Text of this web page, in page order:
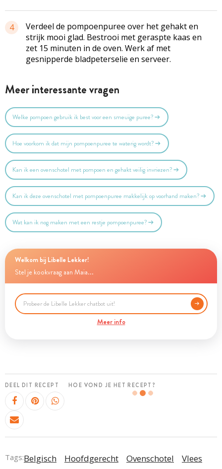
4
Verdeel de pompoenpuree over het gehakt en
strijk mooi glad. Bestrooi met geraspte kaas en
zet 15 minuten in de oven. Werk af met
gesnipperde bladpeterselie en serveer.
Meer interessante vragen
Welke pompoen gebruik ik best voor een smeuïge puree?
Hoe voorkom ik dat mijn pompoenpuree te waterig wordt?
Kan ik een ovenschotel met pompoen en gehakt veilig invriezen?
Kan ik deze ovenschotel met pompoenpuree makkelijk op voorhand maken?
Wat kan ik nog maken met een restje pompoenpuree?
Welkom bij Libelle Lekker!
Stel je kookvraag aan Maia...
Meer info
DEEL DIT RECEPT HOE VOND JE HET RECEPT?
Tags:Belgisch Hoofdgerecht Ovenschotel Vlees